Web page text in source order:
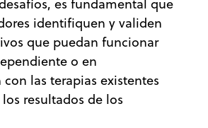
es fundamental que
identifiquen y validen
que puedan funcionar
o en
las terapias existentes
resultados de los